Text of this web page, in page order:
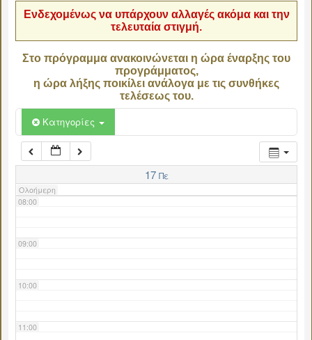
Ενδεχομένως να υπάρχουν αλλαγές ακόμα και την
τελευταία στιγμή.
Στο πρόγραμμα ανακοινώνεται η ώρα έναρξης του
προγράμματος,
η ώρα λήξης ποικίλει ανάλογα με τις συνθήκες
τελέσεως του.
Κατηγορίες
17 Πε
Ολοήμερη
06:00
07:00
08:00
09:00
10:00
11:00